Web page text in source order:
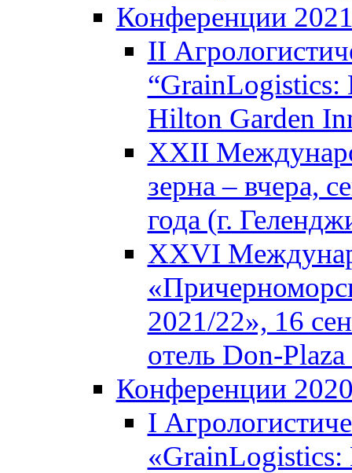
Конференции
II
“GrainLogistics:
Hilton Garden
XXII
зерна – вчера,
года (г.
XXVI
2021/22», 16
отель Don-
Конференции
I
«GrainLogistics: